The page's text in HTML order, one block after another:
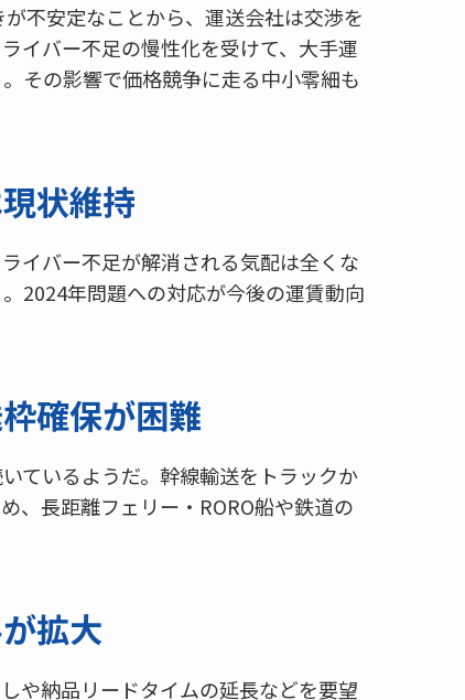
不安定なことから、運送会社は交渉を
イバー不足の慢性化を受けて、大手運
その影響で価格競争に走る中小零細も
状維持
イバー不足が解消される気配は全くな
2024年問題への対応が今後の運賃動向
確保が困難
ているようだ。幹線輸送をトラックか
、長距離フェリー・RORO船や鉄道の
拡大
や納品リードタイムの延長などを要望